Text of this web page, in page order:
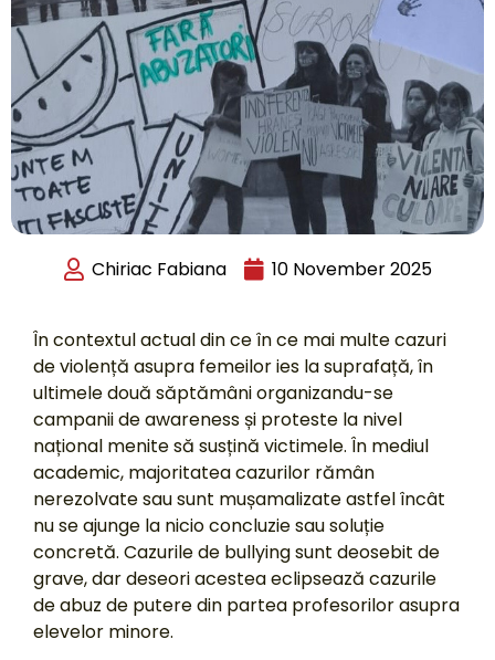
Chiriac Fabiana 10 November 2025
În contextul actual din ce în ce mai multe cazuri
de violență asupra femeilor ies la suprafață, în
ultimele două săptămâni organizandu-se
campanii de awareness și proteste la nivel
național menite să susțină victimele. În mediul
academic, majoritatea cazurilor rămân
nerezolvate sau sunt mușamalizate astfel încât
nu se ajunge la nicio concluzie sau soluție
concretă. Cazurile de bullying sunt deosebit de
grave, dar deseori acestea eclipsează cazurile
de abuz de putere din partea profesorilor asupra
elevelor minore.